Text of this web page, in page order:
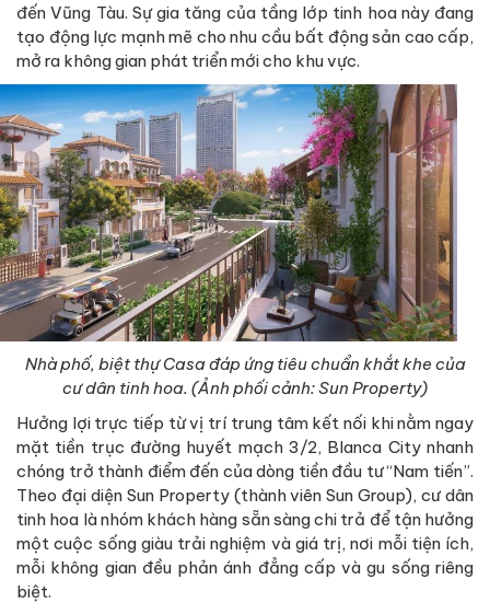
đến Vũng Tàu. Sự gia tăng của tầng lớp tinh hoa này đang
tạo động lực mạnh mẽ cho nhu cầu bất động sản cao cấp,
mở ra không gian phát triển mới cho khu vực.
Nhà phố, biệt thự Casa đáp ứng tiêu chuẩn khắt khe của
cư dân tinh hoa. (Ảnh phối cảnh: Sun Property)
Hưởng lợi trực tiếp từ vị trí trung tâm kết nối khi nằm ngay
mặt tiền trục đường huyết mạch 3/2, Blanca City nhanh
chóng trở thành điểm đến của dòng tiền đầu tư “Nam tiến”.
Theo đại diện Sun Property (thành viên Sun Group), cư dân
tinh hoa là nhóm khách hàng sẵn sàng chi trả để tận hưởng
một cuộc sống giàu trải nghiệm và giá trị, nơi mỗi tiện ích,
mỗi không gian đều phản ánh đẳng cấp và gu sống riêng
biệt.